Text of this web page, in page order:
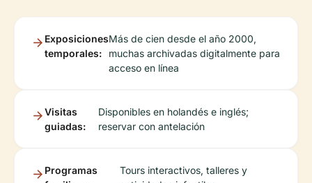
Exposiciones
temporales:
Más de cien desde el año 2000,
muchas archivadas digitalmente para
acceso en línea
Visitas
guiadas:
Disponibles en holandés e inglés;
reservar con antelación
Programas
Tours interactivos, talleres y